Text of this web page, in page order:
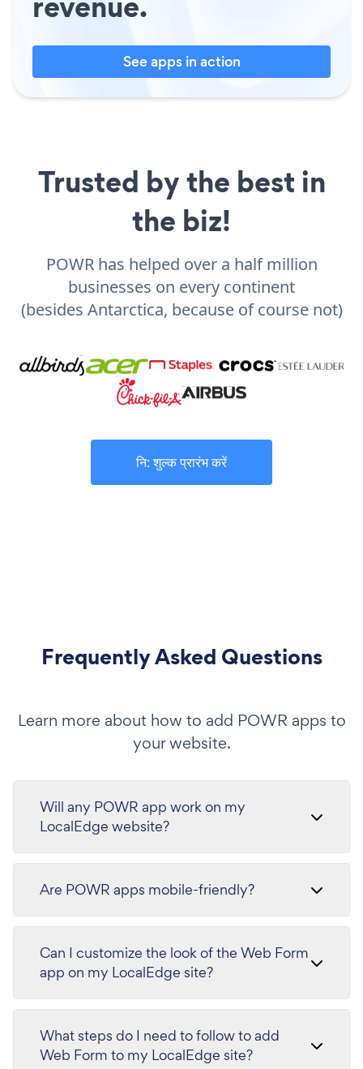
See apps in action
Trusted by the best in
the biz!
POWR has helped over a half million
businesses on every continent
(besides Antarctica, because of course not)
नि: शुल्क प्रारंभ करें
Frequently Asked Questions
Learn more about how to add POWR apps to
your website.
Will any POWR app work on my
LocalEdge website?
Are POWR apps mobile-friendly?
Can I customize the look of the Web Form
app on my LocalEdge site?
What steps do I need to follow to add
Web Form to my LocalEdge site?